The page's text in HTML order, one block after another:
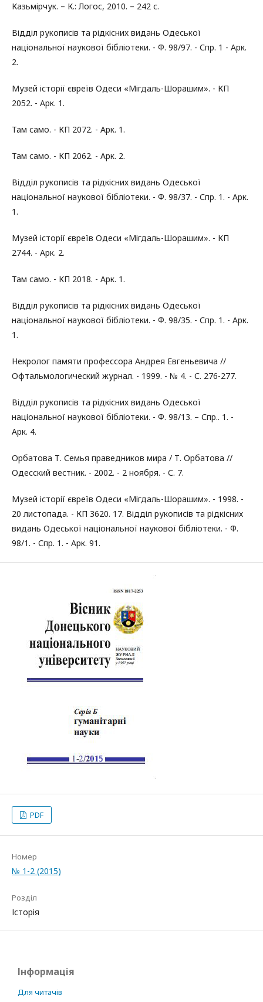
Казьмірчук. – К.: Логос, 2010. – 242 с.
Відділ рукописів та рідкісних видань Одеської
національної наукової бібліотеки. - Ф. 98/97. - Спр. 1 - Арк.
2.
Музей історії євреїв Одеси «Мігдаль-Шорашим». - КП
2052. - Арк. 1.
Там само. - КП 2072. - Арк. 1.
Там само. - КП 2062. - Арк. 2.
Відділ рукописів та рідкісних видань Одеської
національної наукової бібліотеки. - Ф. 98/37. - Спр. 1. - Арк.
1.
Музей історії євреїв Одеси «Мігдаль-Шорашим». - КП
2744. - Арк. 2.
Там само. - КП 2018. - Арк. 1.
Відділ рукописів та рідкісних видань Одеської
національної наукової бібліотеки. - Ф. 98/35. - Спр. 1. - Арк.
1.
Некролог памяти профессора Андрея Евгеньевича //
Офтальмологический журнал. - 1999. - № 4. - С. 276-277.
Відділ рукописів та рідкісних видань Одеської
національної наукової бібліотеки. - Ф. 98/13. – Спр.. 1. -
Арк. 4.
Орбатова Т. Семья праведников мира / Т. Орбатова //
Одесский вестник. - 2002. - 2 ноября. - С. 7.
Музей історії євреїв Одеси «Мігдаль-Шорашим». - 1998. -
20 листопада. - КП 3620. 17. Відділ рукописів та рідкісних
видань Одеської національної наукової бібліотеки. - Ф.
98/1. - Спр. 1. - Арк. 91.
PDF
Номер
№ 1-2 (2015)
Розділ
Історія
Інформація
Для читачів